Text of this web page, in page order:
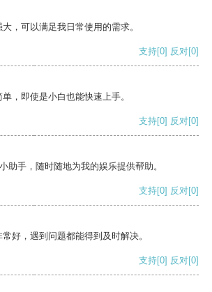
，可以满足我日常使用的需求。
支持[0] 反对[0]
，即使是小白也能快速上手。
支持[0] 反对[0]
助手，随时随地为我的娱乐提供帮助。
支持[0] 反对[0]
好，遇到问题都能得到及时解决。
支持[0] 反对[0]